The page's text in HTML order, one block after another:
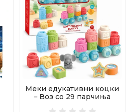
Меки едукативни коцки
– Воз со 29 парчиња